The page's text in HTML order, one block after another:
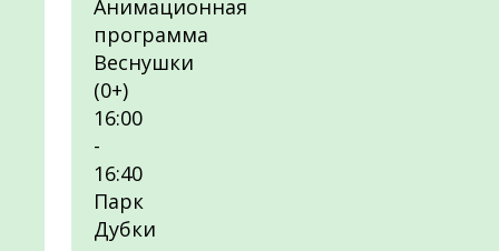
Анимационная
программа
Веснушки
(0+)
16:00
-
16:40
Парк
Дубки